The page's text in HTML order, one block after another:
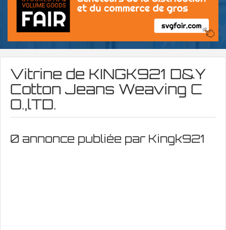
Vitrine de KINGK921 D&Y
Cotton Jeans Weaving C
O.,lTD.
0 annonce publiée par Kingk921